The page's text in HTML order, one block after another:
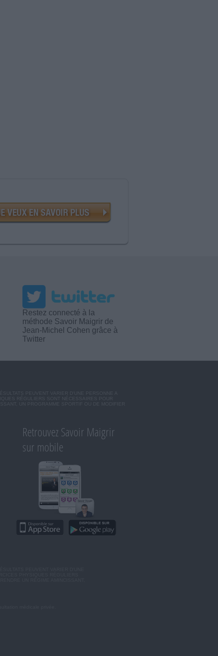
Restez connecté à la
méthode Savoir Maigrir de
Jean-Michel Cohen grâce à
Twitter
PEUVENT VARIER D'UNE PERSONNE A
RÉGULIERS SONT NÉCESSAIRES POUR
UN PROGRAMME SPORTIF OU DE MODIFIER
Retrouvez Savoir Maigrir
sur mobile